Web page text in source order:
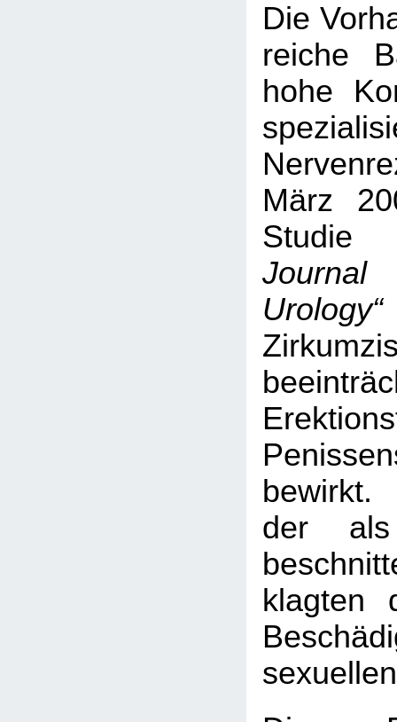
Die
reiche
hohe
März
der als
klagten